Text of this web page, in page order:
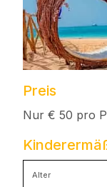
Preis
Nur € 50 pro
Alter